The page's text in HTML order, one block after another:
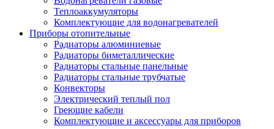
Теплоаккумуляторы
Комплектующие для водонагревателей
Приборы отопительные
Радиаторы алюминиевые
Радиаторы биметаллические
Радиаторы стальные панельные
Радиаторы стальные трубчатые
Конвекторы
Электрический теплый пол
Греющие кабели
Комплектующие и аксессуары для приборов